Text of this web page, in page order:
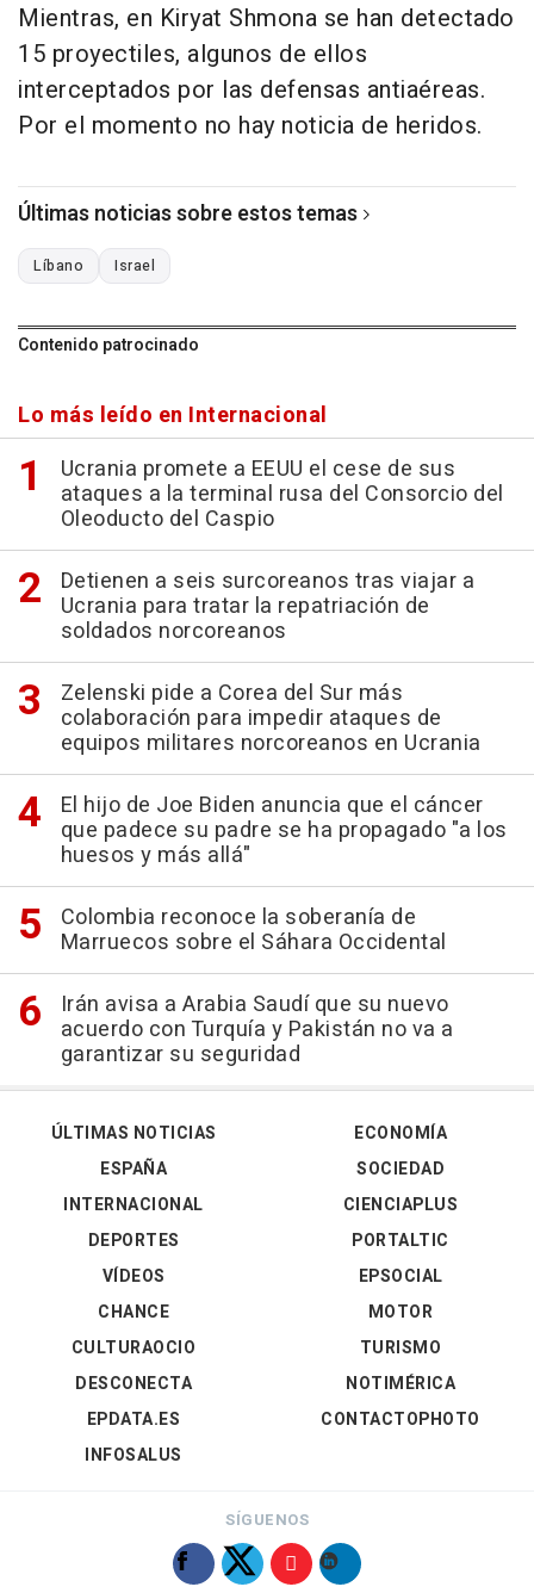
Mientras, en Kiryat Shmona se han detectado
15 proyectiles, algunos de ellos
interceptados por las defensas antiaéreas.
Por el momento no hay noticia de heridos.
Últimas noticias sobre estos temas
Líbano Israel
Contenido patrocinado
Lo más leído en Internacional
Ucrania promete a EEUU el cese de sus
ataques a la terminal rusa del Consorcio del
Oleoducto del Caspio
Detienen a seis surcoreanos tras viajar a
Ucrania para tratar la repatriación de
soldados norcoreanos
Zelenski pide a Corea del Sur más
colaboración para impedir ataques de
equipos militares norcoreanos en Ucrania
El hijo de Joe Biden anuncia que el cáncer
que padece su padre se ha propagado "a los
huesos y más allá"
Colombia reconoce la soberanía de
Marruecos sobre el Sáhara Occidental
Irán avisa a Arabia Saudí que su nuevo
acuerdo con Turquía y Pakistán no va a
garantizar su seguridad
ÚLTIMAS NOTICIAS
ESPAÑA
INTERNACIONAL
DEPORTES
VÍDEOS
ECONOMÍA
SOCIEDAD
CIENCIAPLUS
PORTALTIC
EPSOCIAL
CHANCE
CULTURAOCIO
DESCONECTA
EPDATA.ES
INFOSALUS
MOTOR
TURISMO
NOTIMÉRICA
CONTACTOPHOTO
SÍGUENOS